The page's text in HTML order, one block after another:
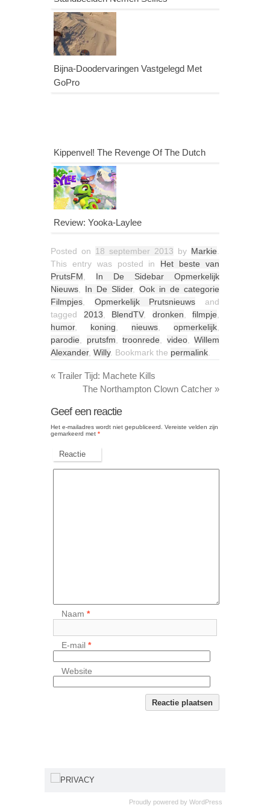
Bijna-Doodervaringen Vastgelegd Met
GoPro
Kippenvel! The Revenge Of The Dutch
Review: Yooka-Laylee
Posted on 18 september 2013 by Markie
This entry was posted in Het beste van
PrutsFM
In De Sidebar Opmerkelijk
Nieuws
In De Slider, Ook in de categorie
Filmpjes
Opmerkelijk Prutsnieuws and
tagged 2013 BlendTV, dronken filmpje
humor, koning nieuws opmerkelijk
parodie
prutsfm troonrede video, Willem
Alexander, Willy. Bookmark the permalink
« Trailer Tijd: Machete Kills
The Northampton Clown Catcher »
Geef een reactie
Het e-mailadres wordt niet gepubliceerd.
Vereiste velden zijn
gemarkeerd met *
Reactie
Naam*
E-mail*
Website
PRIVACY
Proudly powered by WordPress